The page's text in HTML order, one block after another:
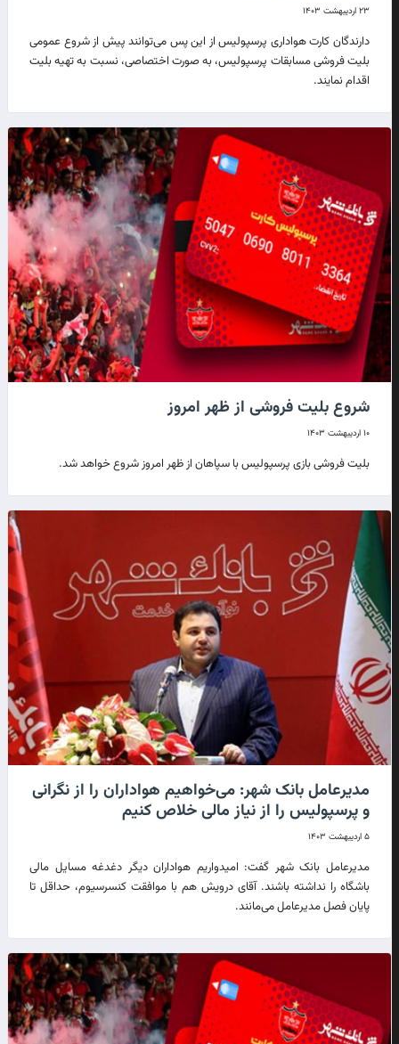
۲۳ اردیبهشت ۱۴۰۳
دارندگان کارت هواداری پرسپولیس از این پس می‌توانند پیش از شروع عمومی
بلیت فروشی مسابقات پرسپولیس، به صورت اختصاصی، نسبت به تهیه بلیت
اقدام نمایند.
شروع بلیت فروشی از ظهر امروز
۱۰ اردیبهشت ۱۴۰۳
بلیت فروشی بازی پرسپولیس با سپاهان از ظهر امر‌وز شروع خواهد شد.
مدیرعامل بانک شهر: می‌خواهیم هواداران را از نگرانی
و پرسپولیس را از نیاز مالی خلاص کنیم
۵ اردیبهشت ۱۴۰۳
مدیرعامل بانک شهر گفت: امیدواریم هواداران دیگر دغدغه مسایل مالی
باشگاه را نداشته باشند. آقای درویش هم با موافقت کنسرسیوم، حداقل تا
پایان فصل مدیرعامل می‌مانند.